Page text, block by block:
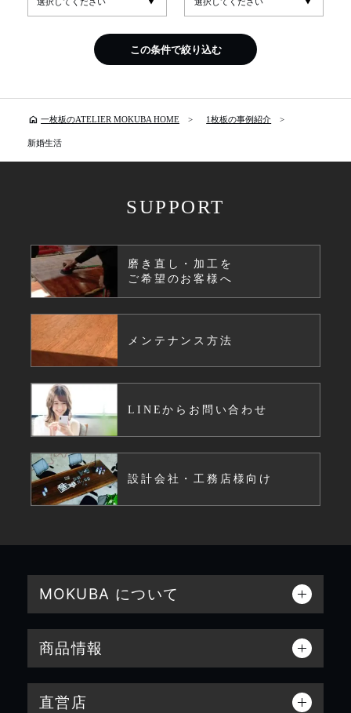
この条件で絞り込む
home 一枚板のATELIER MOKUBA HOME 1枚板の事例紹介
新婚生活
SUPPORT
磨き直し・加工を
ご希望のお客様へ
メンテナンス方法
LINEからお問い合わせ
設計会社・工務店様向け
MOKUBA について
商品情報
直営店